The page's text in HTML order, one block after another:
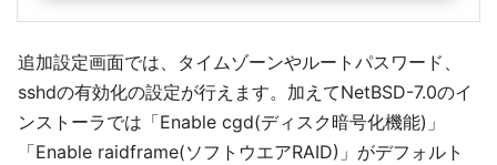
追加設定画面では、タイムゾーンやルートパスワード、
sshdの有効化の設定が行えます。加えてNetBSD-7.0のイ
ンストーラでは「Enable cgd(ディスク暗号化機能)」
「Enable raidframe(ソフトウエアRAID)」がデフォルト